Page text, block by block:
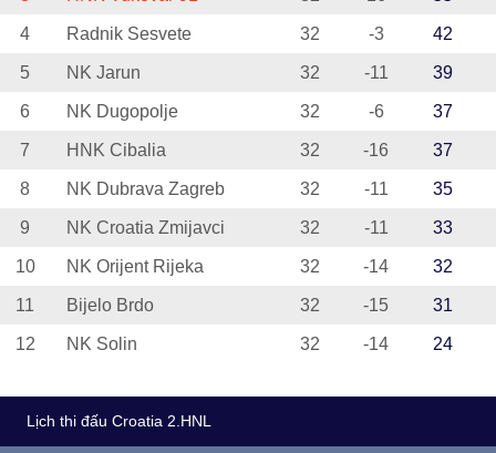
4 Radnik Sesvete 32 -3 42
5 NK Jarun 32 -11 39
6 NK Dugopolje 32 -6 37
7 HNK Cibalia 32 -16 37
8 NK Dubrava Zagreb 32 -11 35
9 NK Croatia Zmijavci 32 -11 33
10 NK Orijent Rijeka 32 -14 32
11 Bijelo Brdo 32 -15 31
12 NK Solin 32 -14 24
Lịch thi đấu Croatia 2.HNL